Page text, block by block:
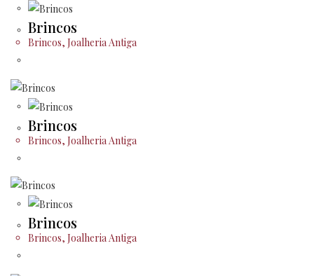
Brincos
Brincos, Joalheria Antiga
Brincos
Brincos, Joalheria Antiga
Brincos
Brincos, Joalheria Antiga